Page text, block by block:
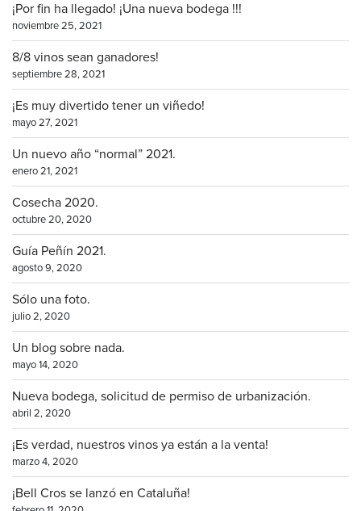
¡Por fin ha llegado! ¡Una nueva bodega !!!
noviembre 25, 2021
8/8 vinos sean ganadores!
septiembre 28, 2021
¡Es muy divertido tener un viñedo!
mayo 27, 2021
Un nuevo año “normal” 2021.
enero 21, 2021
Cosecha 2020.
octubre 20, 2020
Guía Peñín 2021.
agosto 9, 2020
Sólo una foto.
julio 2, 2020
Un blog sobre nada.
mayo 14, 2020
Nueva bodega, solicitud de permiso de urbanización.
abril 2, 2020
¡Es verdad, nuestros vinos ya están a la venta!
marzo 4, 2020
¡Bell Cros se lanzó en Cataluña!